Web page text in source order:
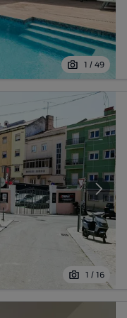
1 /49
1 /16